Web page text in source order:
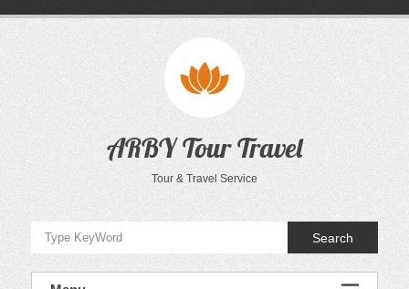
ARBY Tour Travel
Tour & Travel Service
Search